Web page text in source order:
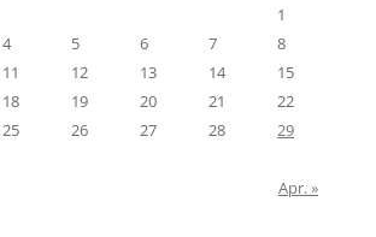
1
4 5 6 7
8
11 12 13 14
15
18 19 20 21
22
25 26 27 28
29
Apr. »